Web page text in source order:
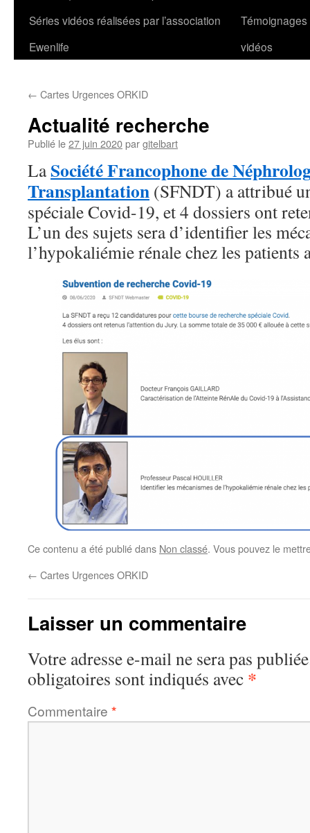
Séries vidéos réalisées par l’association
Ewenlife
Témoignages
vidéos
← Cartes Urgences ORKID
Actualité recherche
Publié le27 juin 2020pargitelbart
LaSociété Francophone de
Transplantation (SFNDT) a attribué
spéciale Covid-19, et 4 dossiers ont
L’un des sujets sera d’identifier les
l’hypokaliémie rénale chez les patients
Ce contenu a été publié dans Non classé. Vous pouvez le
← Cartes Urgences ORKID
Laisser un commentaire
Votre adresse e-mail ne sera pas
obligatoires sont indiqués avec *
Commentaire *